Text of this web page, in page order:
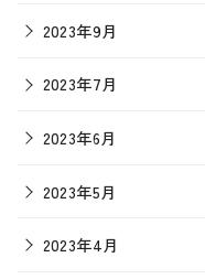
2023年9月
2023年7月
2023年6月
2023年5月
2023年4月